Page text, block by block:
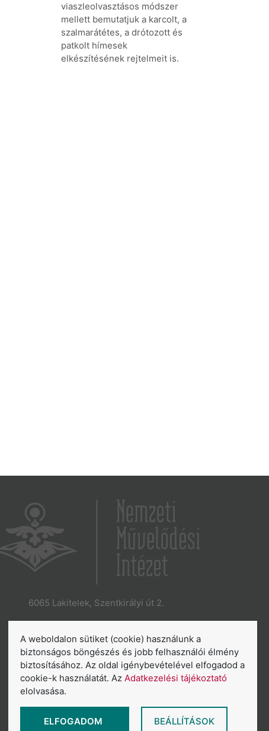
viaszleolvasztásos módszer
mellett bemutatjuk a karcolt, a
szalmarátétes, a drótozott és
patkolt hímesek
elkészítésének rejtelmeit is.
6065 Lakitelek, Szentkirályi út 2.
E-mail:aszakkor@nmi.hu
E-mail:titkarsag@nmi.hu
Web:www.nmi.hu
Adatkezelési tájékoztató
Általános Szerződési Feltételek
Sütikezelés áttekintése
A weboldalon sütiket (cookie) használunk a
biztonságos böngészés és jobb felhasználói élmény
biztosításához. Az oldal igénybevételével elfogadod a
cookie-k használatát. Az Adatkezelési tájékoztató
elolvasása.
ELFOGADOM BEÁLLÍTÁSOK